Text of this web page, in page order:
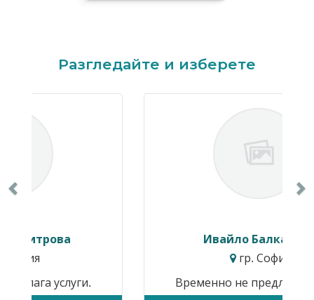
Разгледайте и изберете
Ивайло Балкански
Временно не предлага услуги.